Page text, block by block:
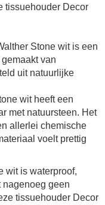
tissuehouder Decor
Stone wit is een
van
uit natuurlijke
wit heeft een
met natuursteen. Het
allerlei chemische
voelt prettig
wit is waterproof,
nagenoeg geen
tissuehouder Decor